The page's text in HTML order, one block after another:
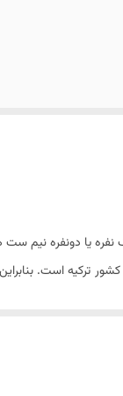
دونفره نیم ست ها